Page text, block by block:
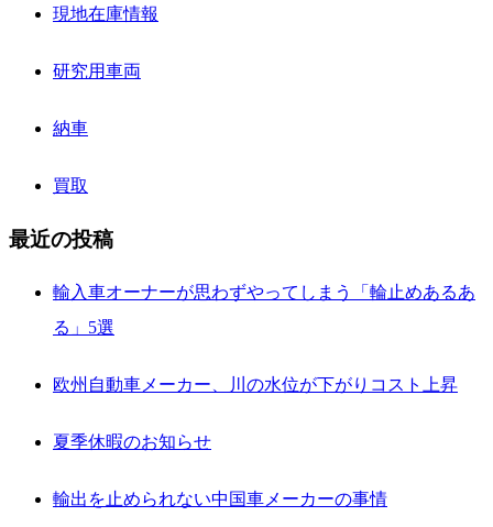
現地在庫情報
研究用車両
納車
買取
最近の投稿
輸入車オーナーが思わずやってしまう「輪止めあるあ
る」5選
欧州自動車メーカー、川の水位が下がりコスト上昇
夏季休暇のお知らせ
輸出を止められない中国車メーカーの事情